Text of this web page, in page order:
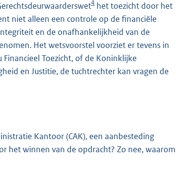
4 het toezicht door het
niet alleen een controle op de financiële
en de onafhankelijkheid van de
Het wetsvoorstel voorziet er tevens in
Toezicht, of de Koninklijke
en Justitie, de tuchtrechter kan vragen de
Kantoor (CAK), een aanbesteding
het winnen van de opdracht? Zo nee, waarom